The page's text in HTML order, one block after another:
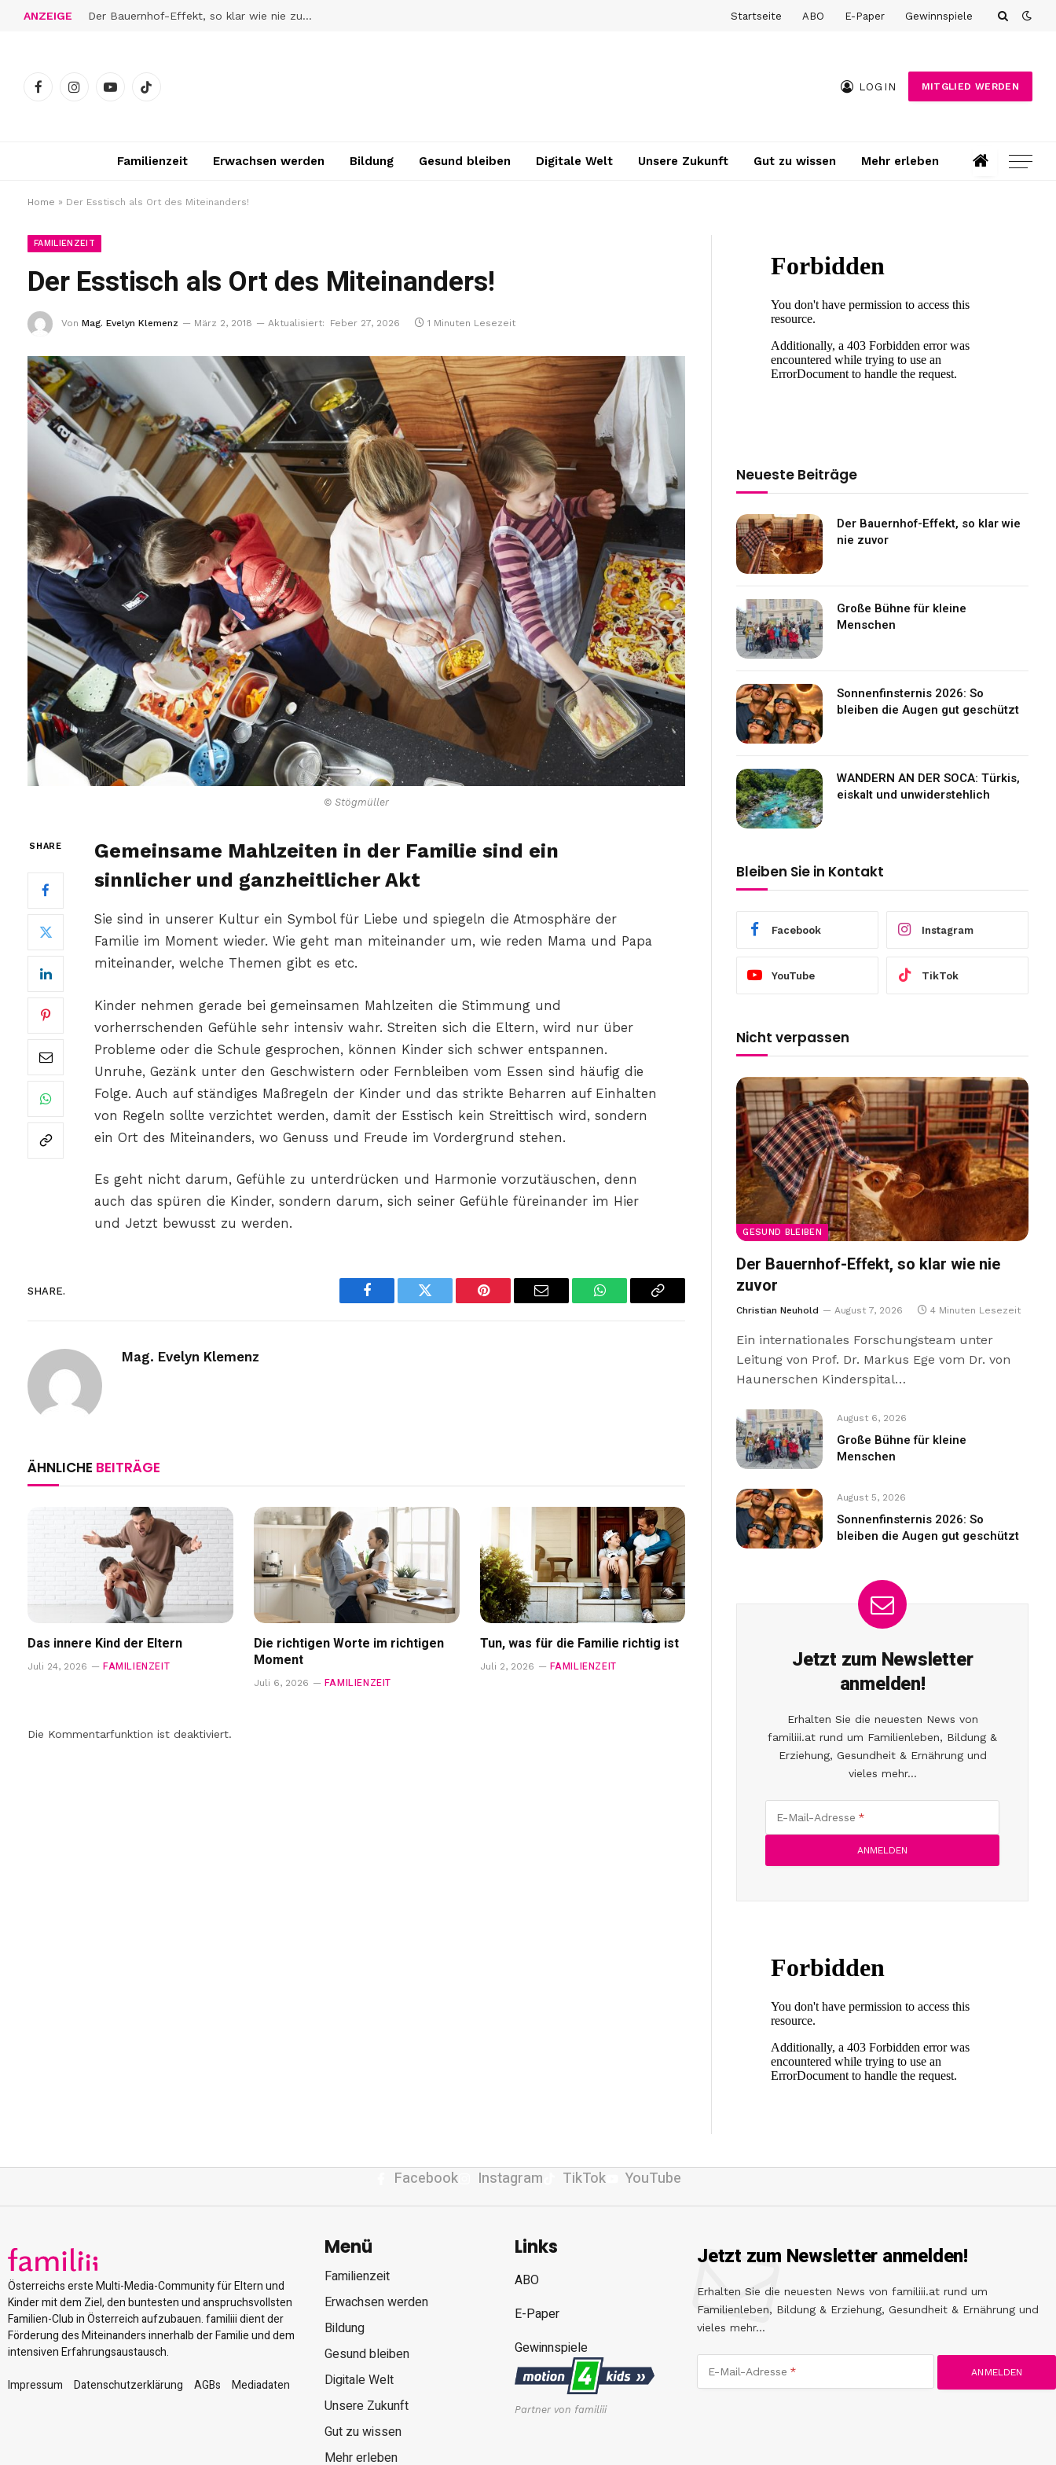
ANZEIGE Der Bauernhof-Effekt, so klar wie nie zuvor Startseite ABO E-Paper Gewinnspiele
FacebookInstagramYouTubeTikTok
LOGIN MITGLIED WERDEN
Familienzeit Erwachsen werden Bildung Gesund bleiben Digitale Welt Unsere Zukunft Gut zu wissen Mehr erleben
Home » Der Esstisch als Ort des Miteinanders!
FAMILIENZEIT
Der Esstisch als Ort des Miteinanders!
Von Mag. Evelyn Klemenz März 2, 2018 Aktualisiert: Feber 27, 2026 1 Minuten Lesezeit
© Stögmüller
SHARE
Gemeinsame Mahlzeiten in der Familie sind ein
sinnlicher und ganzheitlicher Akt
Sie sind in unserer Kultur ein Symbol für Liebe und spiegeln die Atmosphäre der
Familie im Moment wieder. Wie geht man miteinander um, wie reden Mama und Papa
miteinander, welche Themen gibt es etc.
Kinder nehmen gerade bei gemeinsamen Mahlzeiten die Stimmung und
vorherrschenden Gefühle sehr intensiv wahr. Streiten sich die Eltern, wird nur über
Probleme oder die Schule gesprochen, können Kinder sich schwer entspannen.
Unruhe, Gezänk unter den Geschwistern oder Fernbleiben vom Essen sind häufig die
Folge. Auch auf ständiges Maßregeln der Kinder und das strikte Beharren auf Einhalten
von Regeln sollte verzichtet werden, damit der Esstisch kein Streittisch wird, sondern
ein Ort des Miteinanders, wo Genuss und Freude im Vordergrund stehen.
Es geht nicht darum, Gefühle zu unterdrücken und Harmonie vorzutäuschen, denn
auch das spüren die Kinder, sondern darum, sich seiner Gefühle füreinander im Hier
und Jetzt bewusst zu werden.
SHARE.
Facebook Twitter Pinterest Email WhatsAppCopy
Mag. Evelyn Klemenz
ÄHNLICHE BEITRÄGE
Das innere Kind der Eltern
Juli 24, 2026 FAMILIENZEIT
Die richtigen Worte im richtigen
Moment
Juli 6, 2026 FAMILIENZEIT
Tun, was für die Familie richtig ist
Juli 2, 2026 FAMILIENZEIT
Die Kommentarfunktion ist deaktiviert.
Neueste Beiträge
Der Bauernhof-Effekt, so klar wie
nie zuvor
Große Bühne für kleine
Menschen
Sonnenfinsternis 2026: So
bleiben die Augen gut geschützt
WANDERN AN DER SOCA: Türkis,
eiskalt und unwiderstehlich
Bleiben Sie in Kontakt
Facebook Instagram
YouTube TikTok
Nicht verpassen
GESUND BLEIBEN
Der Bauernhof-Effekt, so klar wie nie
zuvor
Christian Neuhold August 7, 2026 4 Minuten Lesezeit
Ein internationales Forschungsteam unter
Leitung von Prof. Dr. Markus Ege vom Dr. von
Haunerschen Kinderspital…
August 6, 2026
Große Bühne für kleine
Menschen
August 5, 2026
Sonnenfinsternis 2026: So
bleiben die Augen gut geschützt
Jetzt zum Newsletter
anmelden!
Erhalten Sie die neuesten News von
familiii.at rund um Familienleben, Bildung &
Erziehung, Gesundheit & Ernährung und
vieles mehr...
E-Mail-Adresse
Facebook Instagram TikTok YouTube
Österreichs erste Multi-Media-Community für Eltern und
Kinder mit dem Ziel, den buntesten und anspruchsvollsten
Familien-Club in Österreich aufzubauen. familiii dient der
Förderung des Miteinanders innerhalb der Familie und dem
intensiven Erfahrungsaustausch.
Impressum
Datenschutzerklärung AGBs Mediadaten
Menü
Familienzeit
Erwachsen werden
Bildung
Gesund bleiben
Digitale Welt
Unsere Zukunft
Gut zu wissen
Mehr erleben
Links
ABO
E-Paper
Gewinnspiele
Partner von familiii
Jetzt zum Newsletter anmelden!
Erhalten Sie die neuesten News von familiii.at rund um
Familienleben, Bildung & Erziehung, Gesundheit & Ernährung und
vieles mehr...
E-Mail-Adresse